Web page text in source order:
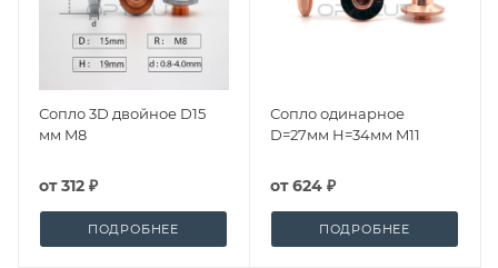
Сопло 3D двойное D15
мм M8
от312 ₽
ПОДРОБНЕЕ
Сопло одинарное
D=27мм H=34мм M11
от624 ₽
ПОДРОБНЕЕ